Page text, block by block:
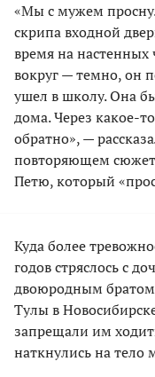
«Мы с мужем
скрипа входной
время на настенных
вокруг — темно, он
ушел в школу. Она
дома. Через какое-
обратно», —
повторяющем сюжет
Петю, который
Куда более
годов стряслось с
двоюродным братом
Тулы в
запрещали им
наткнулись на